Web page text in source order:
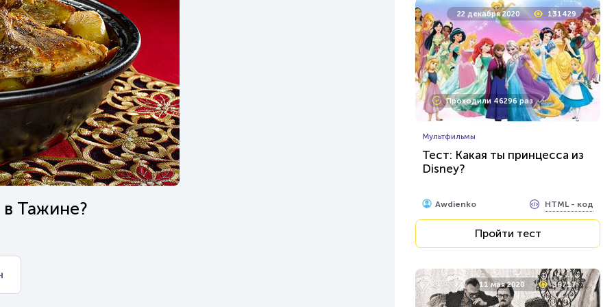
в Тажине?
22 декабря 2020 131429
Проходили 46296 раз
Мультфильмы
Тест: Какая ты принцесса из
Disney?
Awdienko HTML - код
Пройти тест
11 мая 2020 36717